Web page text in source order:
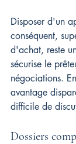
Disposer d'un
conséquent,
d'achat, reste
sécurise le
négociations.
avantage
difficile de
Dossiers